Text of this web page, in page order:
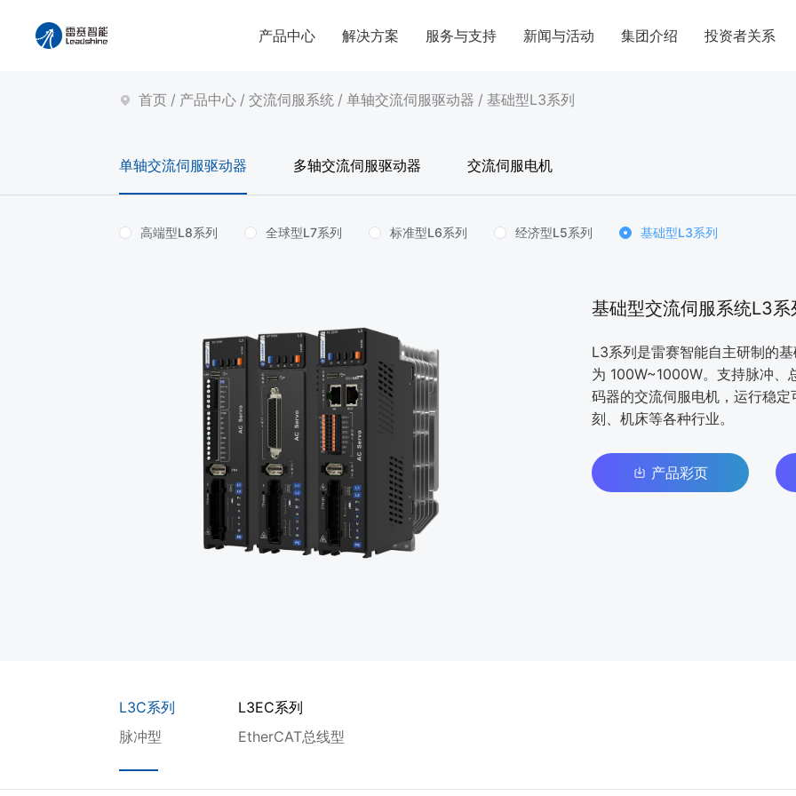
产品中心 解决方案 服务与支持 新闻与活动 集团介绍 投资者关系
首页 / 产品中心 / 交流伺服系统 / 单轴交流伺服驱动器 / 基础型L3系列
单轴交流伺服驱动器 多轴交流伺服驱动器 交流伺服电机
高端型L8系列 全球型L7系列 标准型L6系列 经济型L5系列 基础型L3系列
基础型交流伺服系统L3系
L3系列是雷赛智能⾃主研制的
为 100W~1000W。⽀持脉冲、
码器的交流伺服电机，运⾏稳
刻、机床等各种⾏业。
产品彩页
L3C系列
脉冲型
L3EC系列
EtherCAT总线型